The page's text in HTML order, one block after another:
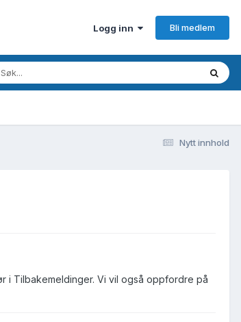
Logg inn Bli medlem
Nytt innhold
i Tilbakemeldinger. Vi vil også oppfordre på